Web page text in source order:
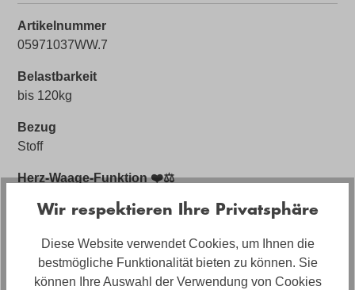
Artikelnummer
05971037WW.7
Belastbarkeit
bis 120kg
Bezug
Stoff
Herz-Waage-Funktion ❤️⚖️
Ja (solange Vorrat reicht)
Bezugsmaterial
Wir respektieren Ihre Privatsphäre
Diese Website verwendet Cookies, um Ihnen die
bestmögliche Funktionalität bieten zu können. Sie
können Ihre Auswahl der Verwendung von Cookies